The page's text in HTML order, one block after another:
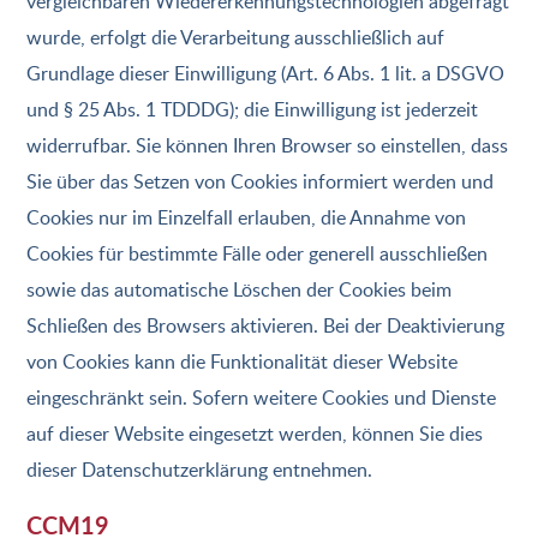
wurde, erfolgt die Verarbeitung ausschließlich auf
Grundlage dieser Einwilligung (Art. 6 Abs. 1 lit. a DSGVO
und § 25 Abs. 1 TDDDG); die Einwilligung ist jederzeit
widerrufbar. Sie können Ihren Browser so einstellen, dass
Sie über das Setzen von Cookies informiert werden und
Cookies nur im Einzelfall erlauben, die Annahme von
Cookies für bestimmte Fälle oder generell ausschließen
sowie das automatische Löschen der Cookies beim
Schließen des Browsers aktivieren. Bei der Deaktivierung
von Cookies kann die Funktionalität dieser Website
eingeschränkt sein. Sofern weitere Cookies und Dienste
auf dieser Website eingesetzt werden, können Sie dies
dieser Datenschutzerklärung entnehmen.
CCM19